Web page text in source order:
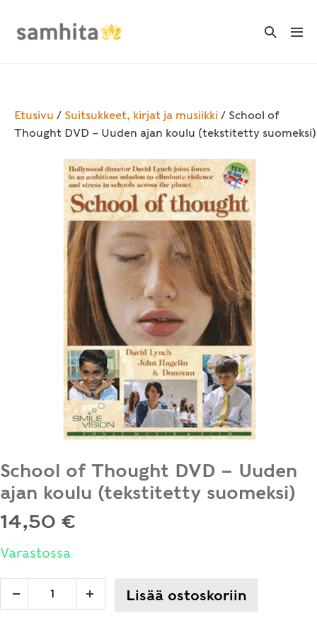
Search
Etusivu / Suitsukkeet, kirjat ja musiikki / School of
Thought DVD – Uuden ajan koulu (tekstitetty suomeksi)
School of Thought DVD – Uuden
ajan koulu (tekstitetty suomeksi)
14,50 €
Varastossa
Decrease
School
of
IncreaseLisää ostoskoriin